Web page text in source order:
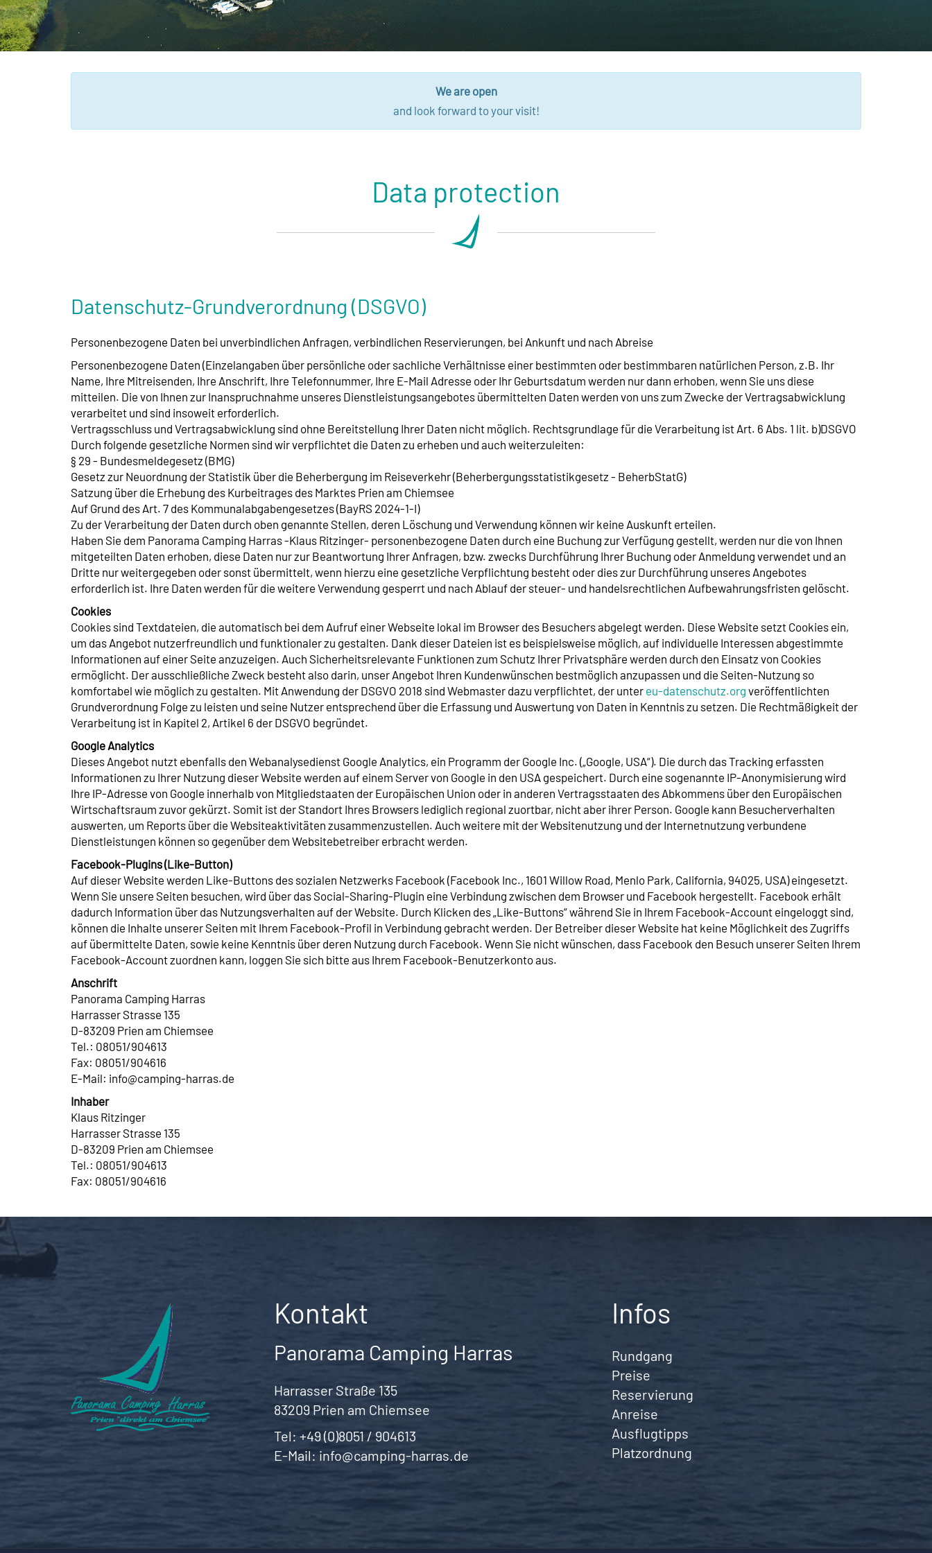
We are open
and look forward to your visit!
Data protection
Datenschutz-Grundverordnung (DSGVO)
Personenbezogene Daten bei unverbindlichen Anfragen, verbindlichen Reservierungen, bei Ankunft und nach Abreise
Personenbezogene Daten (Einzelangaben über persönliche oder sachliche Verhältnisse einer bestimmten oder bestimmbaren natürlichen Person, z.B. Ihr
Name, Ihre Mitreisenden, Ihre Anschrift, Ihre Telefonnummer, Ihre E-Mail Adresse oder Ihr Geburtsdatum werden nur dann erhoben, wenn Sie uns diese
mitteilen. Die von Ihnen zur Inanspruchnahme unseres Dienstleistungsangebotes übermittelten Daten werden von uns zum Zwecke der Vertragsabwicklung
verarbeitet und sind insoweit erforderlich.
Vertragsschluss und Vertragsabwicklung sind ohne Bereitstellung Ihrer Daten nicht möglich. Rechtsgrundlage für die Verarbeitung ist Art. 6 Abs. 1 lit. b)DSGVO
Durch folgende gesetzliche Normen sind wir verpflichtet die Daten zu erheben und auch weiterzuleiten:
§ 29 - Bundesmeldegesetz (BMG)
Gesetz zur Neuordnung der Statistik über die Beherbergung im Reiseverkehr (Beherbergungsstatistikgesetz - BeherbStatG)
Satzung über die Erhebung des Kurbeitrages des Marktes Prien am Chiemsee
Auf Grund des Art. 7 des Kommunalabgabengesetzes (BayRS 2024-1-I)
Zu der Verarbeitung der Daten durch oben genannte Stellen, deren Löschung und Verwendung können wir keine Auskunft erteilen.
Haben Sie dem Panorama Camping Harras -Klaus Ritzinger- personenbezogene Daten durch eine Buchung zur Verfügung gestellt, werden nur die von Ihnen
mitgeteilten Daten erhoben, diese Daten nur zur Beantwortung Ihrer Anfragen, bzw. zwecks Durchführung Ihrer Buchung oder Anmeldung verwendet und an
Dritte nur weitergegeben oder sonst übermittelt, wenn hierzu eine gesetzliche Verpflichtung besteht oder dies zur Durchführung unseres Angebotes
erforderlich ist. Ihre Daten werden für die weitere Verwendung gesperrt und nach Ablauf der steuer- und handelsrechtlichen Aufbewahrungsfristen gelöscht.
Cookies
Cookies sind Textdateien, die automatisch bei dem Aufruf einer Webseite lokal im Browser des Besuchers abgelegt werden. Diese Website setzt Cookies ein,
um das Angebot nutzerfreundlich und funktionaler zu gestalten. Dank dieser Dateien ist es beispielsweise möglich, auf individuelle Interessen abgestimmte
Informationen auf einer Seite anzuzeigen. Auch Sicherheitsrelevante Funktionen zum Schutz Ihrer Privatsphäre werden durch den Einsatz von Cookies
ermöglicht. Der ausschließliche Zweck besteht also darin, unser Angebot Ihren Kundenwünschen bestmöglich anzupassen und die Seiten-Nutzung so
komfortabel wie möglich zu gestalten. Mit Anwendung der DSGVO 2018 sind Webmaster dazu verpflichtet, der unter eu-datenschutz.org veröffentlichten
Grundverordnung Folge zu leisten und seine Nutzer entsprechend über die Erfassung und Auswertung von Daten in Kenntnis zu setzen. Die Rechtmäßigkeit der
Verarbeitung ist in Kapitel 2, Artikel 6 der DSGVO begründet.
Google Analytics
Dieses Angebot nutzt ebenfalls den Webanalysedienst Google Analytics, ein Programm der Google Inc. („Google, USA“). Die durch das Tracking erfassten
Informationen zu Ihrer Nutzung dieser Website werden auf einem Server von Google in den USA gespeichert. Durch eine sogenannte IP-Anonymisierung wird
Ihre IP-Adresse von Google innerhalb von Mitgliedstaaten der Europäischen Union oder in anderen Vertragsstaaten des Abkommens über den Europäischen
Wirtschaftsraum zuvor gekürzt. Somit ist der Standort Ihres Browsers lediglich regional zuortbar, nicht aber ihrer Person. Google kann Besucherverhalten
auswerten, um Reports über die Websiteaktivitäten zusammenzustellen. Auch weitere mit der Websitenutzung und der Internetnutzung verbundene
Dienstleistungen können so gegenüber dem Websitebetreiber erbracht werden.
Facebook-Plugins (Like-Button)
Auf dieser Website werden Like-Buttons des sozialen Netzwerks Facebook (Facebook Inc., 1601 Willow Road, Menlo Park, California, 94025, USA) eingesetzt.
Wenn Sie unsere Seiten besuchen, wird über das Social-Sharing-Plugin eine Verbindung zwischen dem Browser und Facebook hergestellt. Facebook erhält
dadurch Information über das Nutzungsverhalten auf der Website. Durch Klicken des „Like-Buttons“ während Sie in Ihrem Facebook-Account eingeloggt sind,
können die Inhalte unserer Seiten mit Ihrem Facebook-Profil in Verbindung gebracht werden. Der Betreiber dieser Website hat keine Möglichkeit des Zugriffs
auf übermittelte Daten, sowie keine Kenntnis über deren Nutzung durch Facebook. Wenn Sie nicht wünschen, dass Facebook den Besuch unserer Seiten Ihrem
Facebook-Account zuordnen kann, loggen Sie sich bitte aus Ihrem Facebook-Benutzerkonto aus.
Anschrift
Panorama Camping Harras
Harrasser Strasse 135
D-83209 Prien am Chiemsee
Tel.: 08051/904613
Fax: 08051/904616
E-Mail: info@camping-harras.de
Inhaber
Klaus Ritzinger
Harrasser Strasse 135
D-83209 Prien am Chiemsee
Tel.: 08051/904613
Fax: 08051/904616
Kontakt
Panorama Camping Harras
Harrasser Straße 135
83209 Prien am Chiemsee
Tel: +49 (0)8051 / 904613
E-Mail: info@camping-harras.de
Infos
Rundgang
Preise
Reservierung
Anreise
Ausflugtipps
Platzordnung